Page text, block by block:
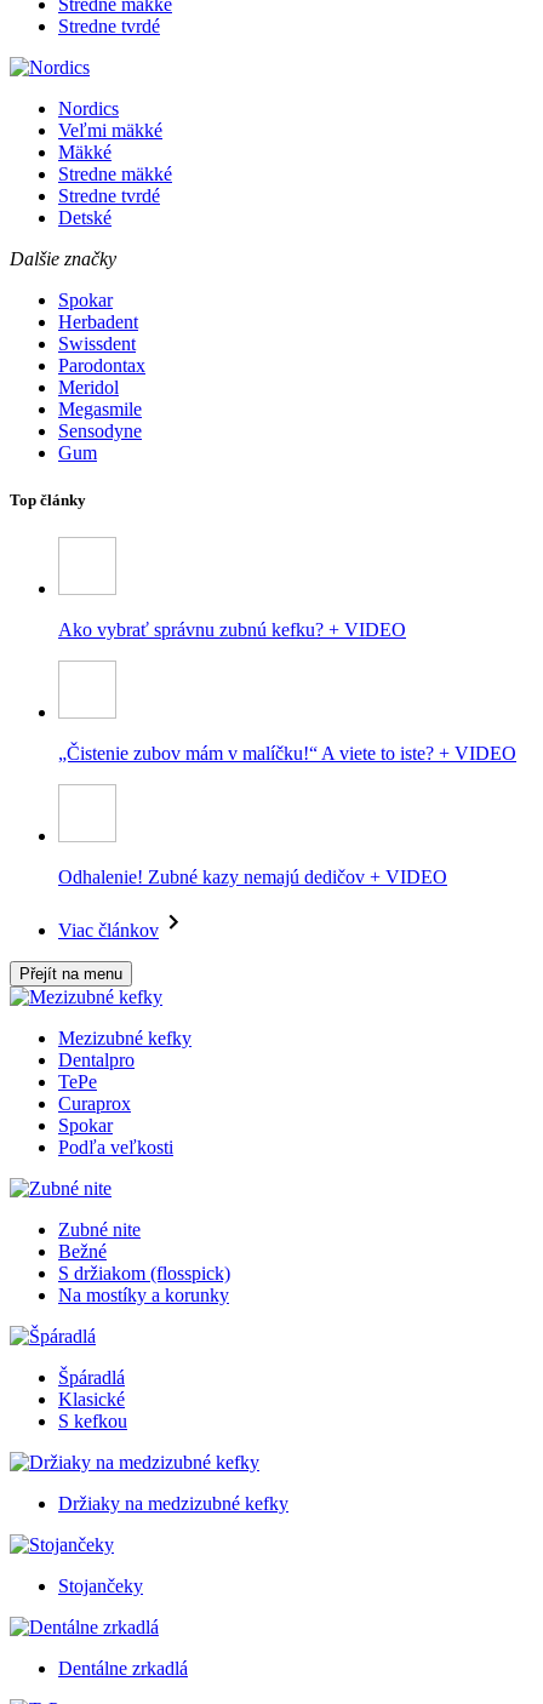
Stredne mäkké
Stredne tvrdé
Nordics
Veľmi mäkké
Mäkké
Stredne mäkké
Stredne tvrdé
Detské
Dalšie značky
Spokar
Herbadent
Swissdent
Parodontax
Meridol
Megasmile
Sensodyne
Gum
Top články
Ako vybrať správnu zubnú kefku? + VIDEO
„Čistenie zubov mám v malíčku!“ A viete to iste? + VIDEO
Odhalenie! Zubné kazy nemajú dedičov + VIDEO
Viac článkov
Přejít na menu
Mezizubné kefky
Dentalpro
TePe
Curaprox
Spokar
Podľa veľkosti
Zubné nite
Bežné
S držiakom (flosspick)
Na mostíky a korunky
Špáradlá
Klasické
S kefkou
Držiaky na medzizubné kefky
Stojančeky
Dentálne zrkadlá